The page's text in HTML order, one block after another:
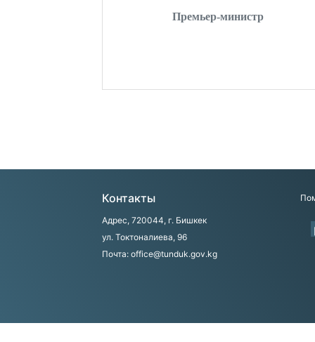
Премьер-
Контакты
Адрес, 720044, г. Бишкек
ул. Токтоналиева, 96
Почта: office@tunduk.gov.kg